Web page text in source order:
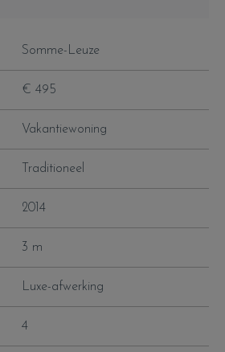
Somme-Leuze
€ 495
Vakantiewoning
Traditioneel
2014
3 m
Luxe-afwerking
4